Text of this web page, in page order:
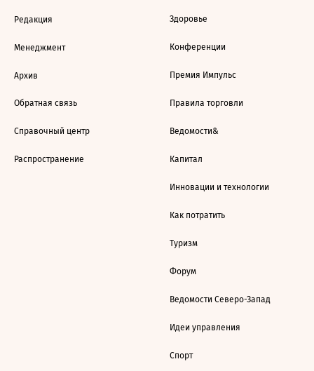
Редакция
Менеджмент
Архив
Обратная связь
Справочный центр
Распространение
Здоровье
Конференции
Премия Импульс
Правила торговли
Ведомости&
Капитал
Инновации и технологии
Как потратить
Туризм
Форум
Ведомости Северо-Запад
Идеи управления
Спорт